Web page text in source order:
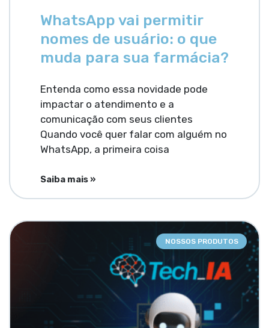
WhatsApp vai permitir
nomes de usuário: o que
muda para sua farmácia?
Entenda como essa novidade pode
impactar o atendimento e a
comunicação com seus clientes
Quando você quer falar com alguém no
WhatsApp, a primeira coisa
Saiba mais »
NOSSOS PRODUTOS